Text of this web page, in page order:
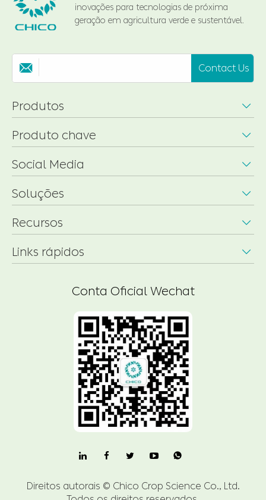
inovações para tecnologias de próxima
geração em agricultura verde e sustentável.
 Contact Us
Produtos 
Produto chave 
Social Media 
Soluções 
Recursos 
Links rápidos 
Conta Oficial Wechat

Direitos autorais © Chico Crop Science Co., Ltd.